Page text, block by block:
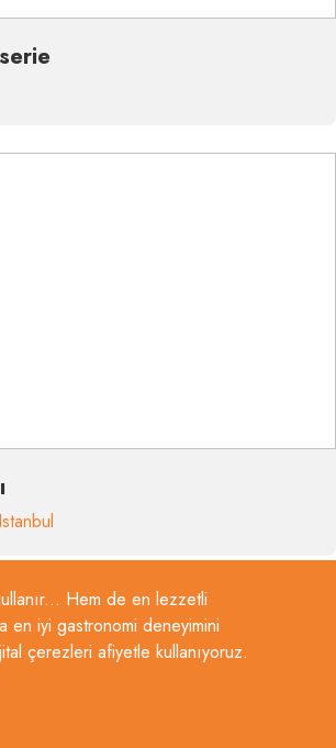
Hem de en lezzetli
en iyi gastronomi deneyimini
çerezleri afiyetle kullanıyoruz.
Istanbul